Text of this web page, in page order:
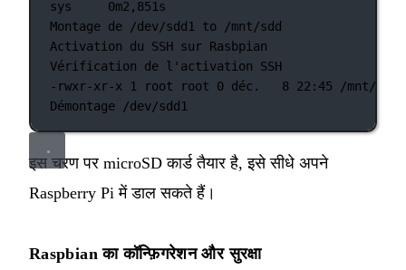
sys
0m2,851s
Montage de /dev/sdd1 to
/mnt/sdd
Activation
du SSH sur Rasbpian
Vérification
de l'activation SSH
-rwxr-xr-x 1 root root 0 déc.   8 22:45 /mnt/sdd/
Démontage /dev/sdd1
इस चरण पर microSD कार्ड तैयार है, इसे सीधे अपने
Raspberry Pi में डाल सकते हैं।
Raspbian का कॉन्फ़िगरेशन और सुरक्षा